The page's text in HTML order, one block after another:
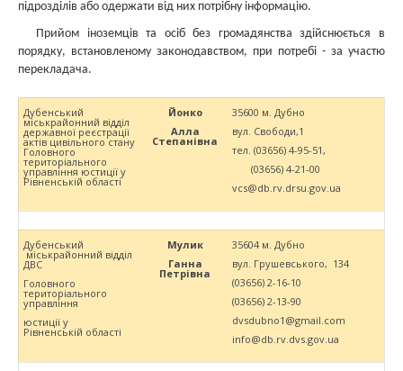
підрозділів або одержати від них потрібну інформацію.
Прийом іноземців та осіб без громадянства здійснюється в
порядку, встановленому законодавством, при потребі - за участю
перекладача.
Дубенський
міськрайонний відділ
державної реєстрації
актів цивільного стану
Головного
територіального
управління юстиції у
Рівненській області
Йонко
Алла
Степанівна
35600 м. Дубно
вул. Свободи,1
тел. (03656) 4-95-51,
(03656) 4-21-00
vcs@db.rv.drsu.gov.ua
Дубенський
міськрайонний відділ
ДВС
Головного
територіального
управління
юстиції у
Рівненській області
Мулик
Ганна
Петрівна
35604 м. Дубно
вул. Грушевського, 134
(03656) 2-16-10
(03656) 2-13-90
dvsdubno1@gmail.com
info@db.rv.dvs.gov.ua